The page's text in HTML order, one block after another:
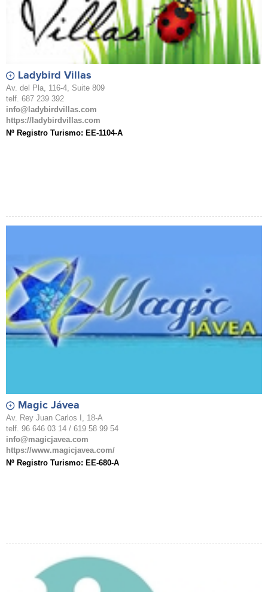
Ladybird Villas
Av. del Pla, 116-4, Suite 809
telf. 687 239 392
info@ladybirdvillas.com
https://ladybirdvillas.com
Nº Registro Turismo: EE-1104-A
Magic Jávea
Av. Rey Juan Carlos I, 18-A
telf. 96 646 03 14 / 619 58 99 54
info@magicjavea.com
https://www.magicjavea.com/
Nº Registro Turismo: EE-680-A